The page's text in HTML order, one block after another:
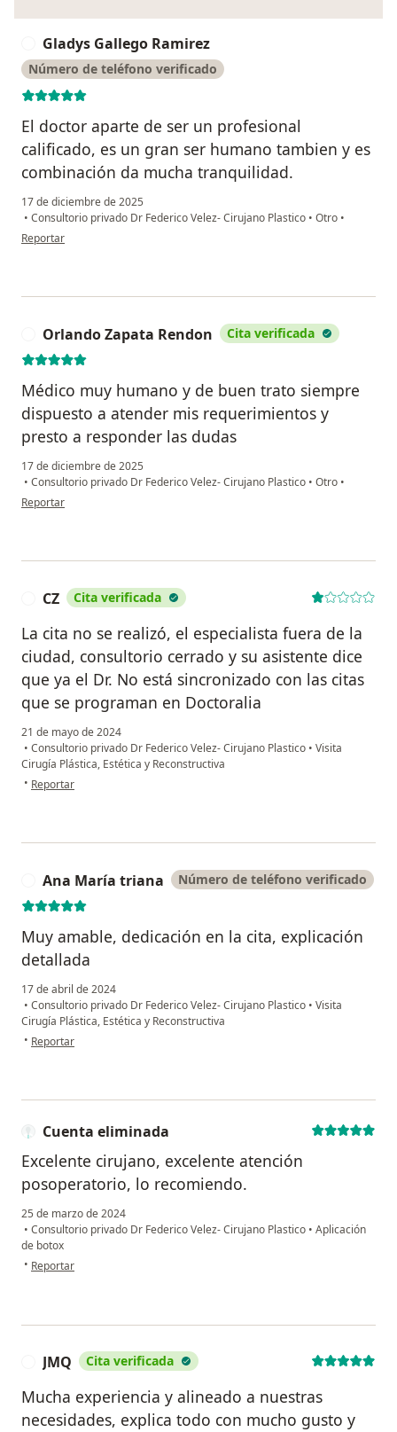
Gladys Gallego Ramirez
Número de teléfono verificado
El doctor aparte de ser un profesional
calificado, es un gran ser humano tambien y es
combinación da mucha tranquilidad.
17 de diciembre de 2025
• Consultorio privado Dr Federico Velez- Cirujano Plastico • Otro •
en opinión del usuario Gladys Gallego Ramirez
Reportar
Orlando Zapata Rendon Cita verificada
Médico muy humano y de buen trato siempre
dispuesto a atender mis requerimientos y
presto a responder las dudas
17 de diciembre de 2025
• Consultorio privado Dr Federico Velez- Cirujano Plastico • Otro •
en opinión del usuario Orlando Zapata Rendon
Reportar
CZ Cita verificada
La cita no se realizó, el especialista fuera de la
ciudad, consultorio cerrado y su asistente dice
que ya el Dr. No está sincronizado con las citas
que se programan en Doctoralia
21 de mayo de 2024
• Consultorio privado Dr Federico Velez- Cirujano Plastico • Visita
Cirugía Plástica, Estética y Reconstructiva
• en opinión del usuario CZ
Reportar
Ana María triana Número de teléfono verificado
Muy amable, dedicación en la cita, explicación
detallada
17 de abril de 2024
• Consultorio privado Dr Federico Velez- Cirujano Plastico • Visita
Cirugía Plástica, Estética y Reconstructiva
• en opinión del usuario Ana María triana
Reportar
Cuenta eliminada
Excelente cirujano, excelente atención
posoperatorio, lo recomiendo.
25 de marzo de 2024
• Consultorio privado Dr Federico Velez- Cirujano Plastico • Aplicación
de botox
• en opinión del usuario Cuenta eliminada
Reportar
JMQ Cita verificada
Mucha experiencia y alineado a nuestras
necesidades, explica todo con mucho gusto y